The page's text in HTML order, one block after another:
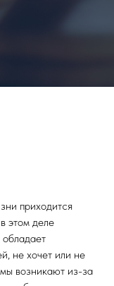
приходится
этом деле
обладает
не хочет или не
возникают из-за